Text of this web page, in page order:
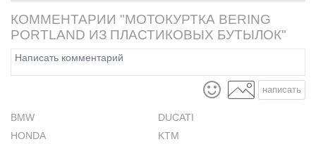
КОММЕНТАРИИ "МОТОКУРТКА BERING
PORTLAND ИЗ ПЛАСТИКОВЫХ БУТЫЛОК"
написать
BMW
DUCATI
HONDA
KTM